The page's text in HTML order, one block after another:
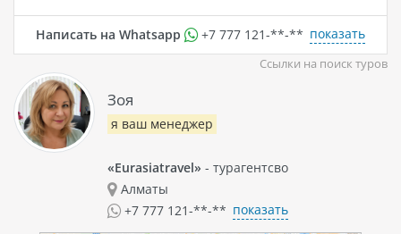
Написать на Whatsapp +7 777 121-**-** показать
Ссылки на поиск туров
Зоя
я ваш менеджер
«Eurasiatravel» - турагентсво
Алматы
+7 777 121-**-** показать